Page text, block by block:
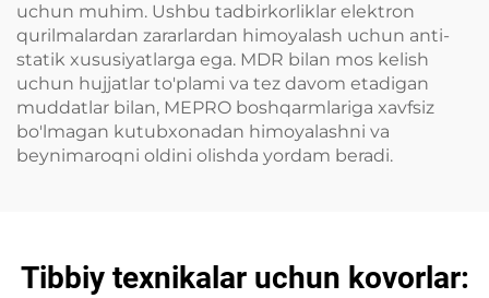
uchun muhim. Ushbu tadbirkorliklar elektron
qurilmalardan zararlardan himoyalash uchun anti-
statik xususiyatlarga ega. MDR bilan mos kelish
uchun hujjatlar to'plami va tez davom etadigan
muddatlar bilan, MEPRO boshqarmlariga xavfsiz
bo'lmagan kutubxonadan himoyalashni va
beynimaroqni oldini olishda yordam beradi.
Tibbiy texnikalar uchun kovorlar: